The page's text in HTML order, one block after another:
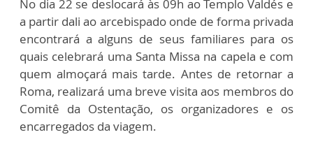
No dia 22 se deslocará às 09h ao Templo Valdés e
a partir dali ao arcebispado onde de forma privada
encontrará a alguns de seus familiares para os
quais celebrará uma Santa Missa na capela e com
quem almoçará mais tarde. Antes de retornar a
Roma, realizará uma breve visita aos membros do
Comitê da Ostentação, os organizadores e os
encarregados da viagem.